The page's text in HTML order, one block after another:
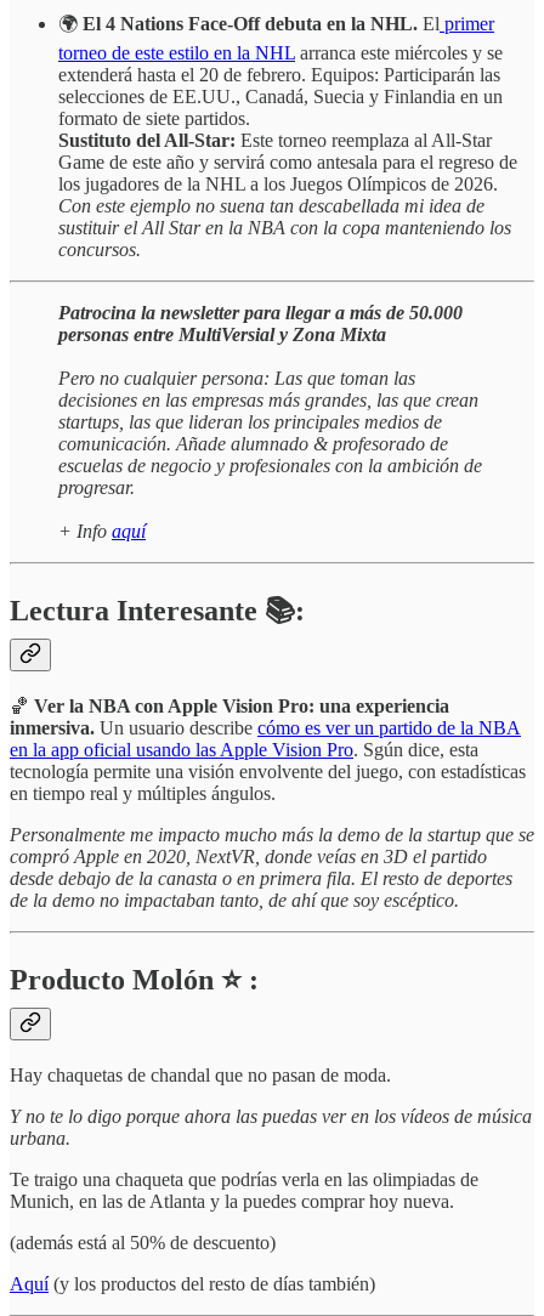
🌍 El 4 Nations Face-Off debuta en la NHL. El primer
torneo de este estilo en la NHL arranca este miércoles y se
extenderá hasta el 20 de febrero. Equipos: Participarán las
selecciones de EE.UU., Canadá, Suecia y Finlandia en un
formato de siete partidos.
Sustituto del All-Star: Este torneo reemplaza al All-Star
Game de este año y servirá como antesala para el regreso de
los jugadores de la NHL a los Juegos Olímpicos de 2026.
Con este ejemplo no suena tan descabellada mi idea de
sustituir el All Star en la NBA con la copa manteniendo los
concursos.
Patrocina la newsletter para llegar a más de 50.000
personas entre MultiVersial y Zona Mixta
Pero no cualquier persona: Las que toman las
decisiones en las empresas más grandes, las que crean
startups, las que lideran los principales medios de
comunicación. Añade alumnado & profesorado de
escuelas de negocio y profesionales con la ambición de
progresar.
+ Info aquí
Lectura Interesante 📚:
🏀 Ver la NBA con Apple Vision Pro: una experiencia
inmersiva. Un usuario describe cómo es ver un partido de la NBA
en la app oficial usando las Apple Vision Pro. Sgún dice, esta
tecnología permite una visión envolvente del juego, con estadísticas
en tiempo real y múltiples ángulos.
Personalmente me impacto mucho más la demo de la startup que se
compró Apple en 2020, NextVR, donde veías en 3D el partido
desde debajo de la canasta o en primera fila. El resto de deportes
de la demo no impactaban tanto, de ahí que soy escéptico.
Producto Molón ⭐ :
Hay chaquetas de chandal que no pasan de moda.
Y no te lo digo porque ahora las puedas ver en los vídeos de música
urbana.
Te traigo una chaqueta que podrías verla en las olimpiadas de
Munich, en las de Atlanta y la puedes comprar hoy nueva.
(además está al 50% de descuento)
Aquí(y los productos del resto de días también)